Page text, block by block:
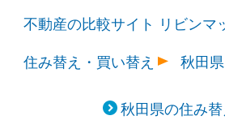
不動産の比較サイト リビンマ
住み替え・買い替え
秋田県
秋田県の住み